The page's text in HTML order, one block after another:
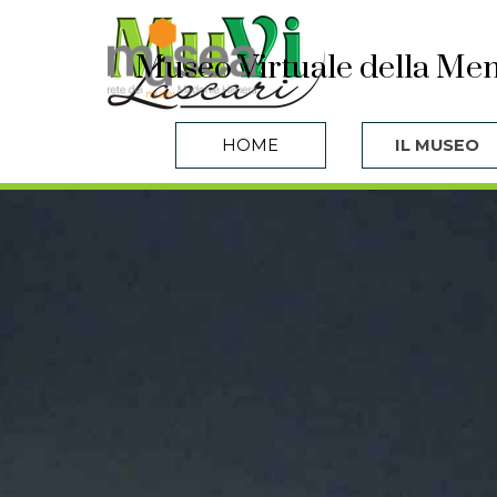
Museo Virtuale della
HOME IL MUSEO